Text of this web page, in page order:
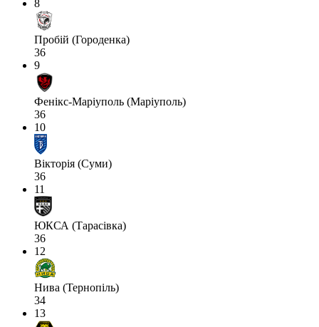
8
Пробій (Городенка)
36
9
Фенікс-Маріуполь (Маріуполь)
36
10
Вікторія (Суми)
36
11
ЮКСА (Тарасівка)
36
12
Нива (Тернопіль)
34
13